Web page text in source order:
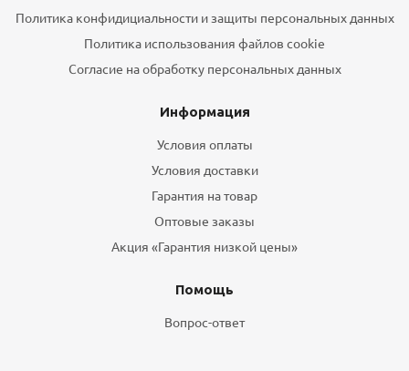
Политика конфидициальности и защиты персональных данных
Политика использования файлов cookie
Согласие на обработку персональных данных
Информация
Условия оплаты
Условия доставки
Гарантия на товар
Оптовые заказы
Акция «Гарантия низкой цены»
Помощь
Вопрос-ответ